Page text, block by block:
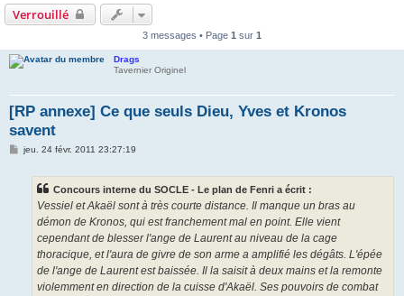
Verrouillé
3 messages • Page 1 sur 1
Drags
Tavernier Originel
[RP annexe] Ce que seuls Dieu, Yves et Kronos
savent
Mjeu. 24 févr. 2011 23:27:19
Concours interne du SOCLE - Le plan de Fenri a écrit :
Vessiel et Akaël sont à très courte distance. Il manque un bras au
démon de Kronos, qui est franchement mal en point. Elle vient
cependant de blesser l'ange de Laurent au niveau de la cage
thoracique, et l'aura de givre de son arme a amplifié les dégâts. L'épée
de l'ange de Laurent est baissée. Il la saisit à deux mains et la remonte
violemment en direction de la cuisse d'Akaël. Ses pouvoirs de combat